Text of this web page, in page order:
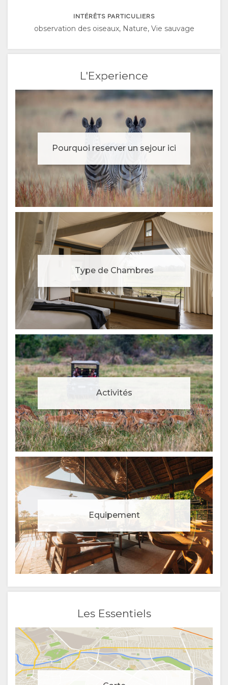
ITALIEN
PORTUGUAIS
INTÉRÊTS PARTICULIERS
observation des oiseaux, Nature, Vie sauvage
L'Experience
Pourquoi reserver un sejour ici
Type de Chambres
Activités
Equipement
Les Essentiels
Gestion du consentement aux cookies